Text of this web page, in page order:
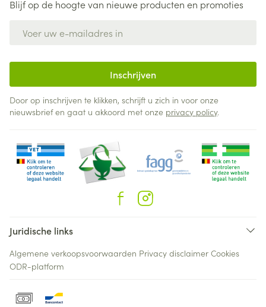
Blijf op de hoogte van nieuwe producten en promoties
Inschrijven
Door op inschrijven te klikken, schrijft u zich in voor onze
nieuwsbrief en gaat u akkoord met onze privacy policy.
Juridische links
Algemene verkoopsvoorwaarden Privacy disclaimer Cookies
ODR-platform